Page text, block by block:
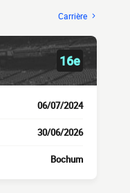
Carrière
16e
06/07/2024
30/06/2026
Bochum